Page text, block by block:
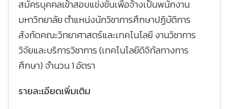
สมัครบุคคลเข้าสอบแข่งขันเพื่อจ้างเป็นพนักงาน
มหาวิทยาลัย ตำแหน่งนักวิชาการศึกษาปฏิบัติการ
สังกัดคณะวิทยาศาสตร์และเทคโนโลยี งานวิชาการ
วิจัยและบริการวิชาการ (เทคโนโลยีดิจิทัลทางการ
ศึกษา) จำนวน 1 อัตรา
รายละเอียดเพิ่มเติม